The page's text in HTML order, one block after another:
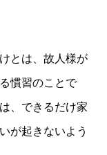
とは、故人様が
慣習のことで
、できるだけ家
が起きないよう